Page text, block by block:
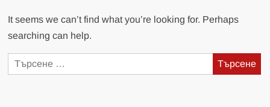
It seems we can’t find what you’re looking for. Perhaps
searching can help.
Търсене
за: